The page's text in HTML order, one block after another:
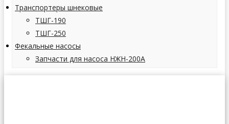
Транспортеры шнековые
ТШГ-190
ТШГ-250
Фекальные насосы
Запчасти для насоса НЖН-200А